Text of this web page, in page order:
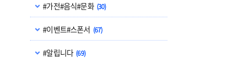
#가전#음식#문화 (30)
#이벤트#스폰서 (67)
#알립니다 (69)